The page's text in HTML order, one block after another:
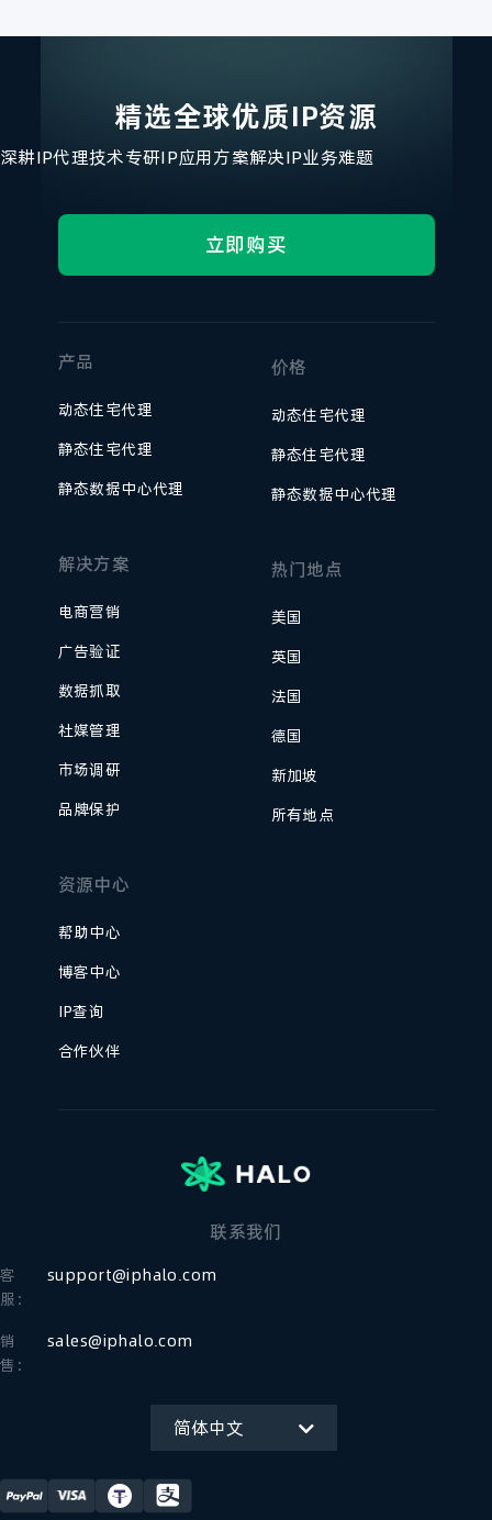
精选全球优质IP资源
深耕IP代理技术专研IP应用方案解决IP业务难题
立即购买
产品
动态住宅代理
静态住宅代理
静态数据中心代理
价格
动态住宅代理
静态住宅代理
静态数据中心代理
解决方案
电商营销
广告验证
数据抓取
社媒管理
市场调研
品牌保护
热门地点
美国
英国
法国
德国
新加坡
所有地点
资源中心
帮助中心
博客中心
IP查询
合作伙伴
联系我们
客
服：
support@iphalo.com
销
售：
sales@iphalo.com
简体中文
English